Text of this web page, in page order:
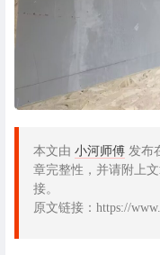
本文由 小河师傅 发布
章完整性，并请附上
接。
原文链接：https://